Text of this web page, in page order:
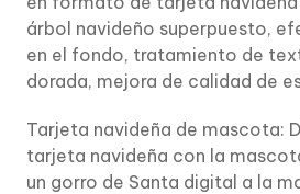
árbol navideño superpuesto,
en el fondo, tratamiento de
dorada, mejora de calidad de
Tarjeta navideña de mascota:
tarjeta navideña con la
un gorro de Santa digital a la